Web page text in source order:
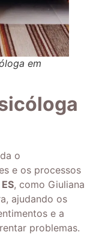
em
o
e os processos
, como Giuliana
ajudando os
e a
problemas.